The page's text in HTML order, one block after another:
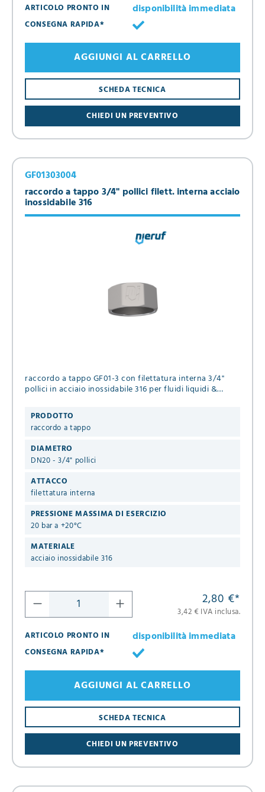
ARTICOLO PRONTO IN
disponibilità immediata
CONSEGNA RAPIDA*
CHIEDI UN PREVENTIVO
SCHEDA TECNICA
AGGIUNGI AL CARRELLO
raccordo a tappo 3/4" pollici filett. interna acciaio
inossidabile 316
GF01303004
raccordo a tappo GF01-3 con filettatura interna 3/4"
pollici in acciaio inossidabile 316 per fluidi liquidi &
PRODOTTO
raccordo a tappo
DIAMETRO
DN20 - 3/4" pollici
ATTACCO
filettatura interna
PRESSIONE MASSIMA DI ESERCIZIO
20 bar a +20°C
MATERIALE
acciaio inossidabile 316
2,80 €*
3,42 € IVA inclusa.
ARTICOLO PRONTO IN
disponibilità immediata
CONSEGNA RAPIDA*
CHIEDI UN PREVENTIVO
SCHEDA TECNICA
AGGIUNGI AL CARRELLO